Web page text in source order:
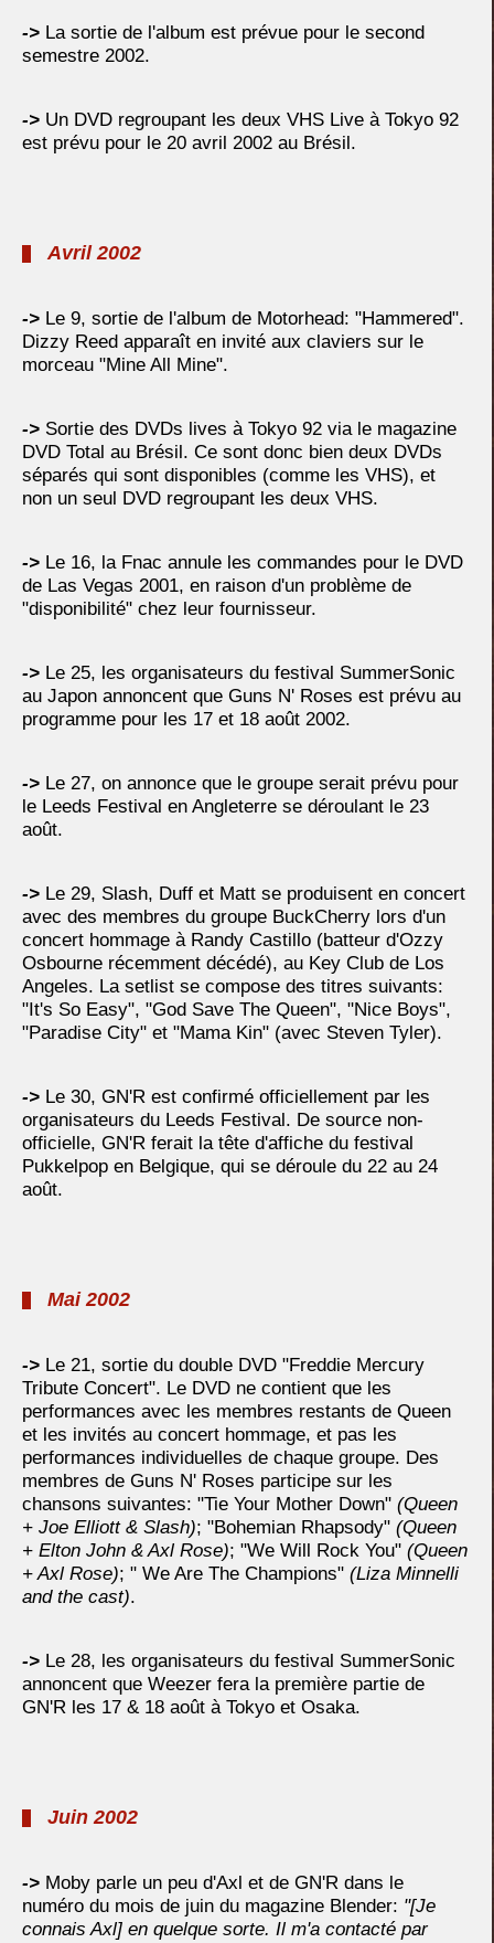
-> La sortie de l'album est prévue pour le second
semestre 2002.
-> Un DVD regroupant les deux VHS Live à Tokyo 92
est prévu pour le 20 avril 2002 au Brésil.
Avril 2002
-> Le 9, sortie de l'album de Motorhead: "Hammered".
Dizzy Reed apparaît en invité aux claviers sur le
morceau "Mine All Mine".
-> Sortie des DVDs lives à Tokyo 92 via le magazine
DVD Total au Brésil. Ce sont donc bien deux DVDs
séparés qui sont disponibles (comme les VHS), et
non un seul DVD regroupant les deux VHS.
-> Le 16, la Fnac annule les commandes pour le DVD
de Las Vegas 2001, en raison d'un problème de
"disponibilité" chez leur fournisseur.
-> Le 25, les organisateurs du festival SummerSonic
au Japon annoncent que Guns N' Roses est prévu au
programme pour les 17 et 18 août 2002.
-> Le 27, on annonce que le groupe serait prévu pour
le Leeds Festival en Angleterre se déroulant le 23
août.
-> Le 29, Slash, Duff et Matt se produisent en concert
avec des membres du groupe BuckCherry lors d'un
concert hommage à Randy Castillo (batteur d'Ozzy
Osbourne récemment décédé), au Key Club de Los
Angeles. La setlist se compose des titres suivants:
"It's So Easy", "God Save The Queen", "Nice Boys",
"Paradise City" et "Mama Kin" (avec Steven Tyler).
-> Le 30, GN'R est confirmé officiellement par les
organisateurs du Leeds Festival. De source non-
officielle, GN'R ferait la tête d'affiche du festival
Pukkelpop en Belgique, qui se déroule du 22 au 24
août.
Mai 2002
-> Le 21, sortie du double DVD "Freddie Mercury
Tribute Concert". Le DVD ne contient que les
performances avec les membres restants de Queen
et les invités au concert hommage, et pas les
performances individuelles de chaque groupe. Des
membres de Guns N' Roses participe sur les
chansons suivantes: "Tie Your Mother Down" (Queen
+ Joe Elliott & Slash); "Bohemian Rhapsody" (Queen
+ Elton John & Axl Rose); "We Will Rock You" (Queen
+ Axl Rose); " We Are The Champions" (Liza Minnelli
and the cast).
-> Le 28, les organisateurs du festival SummerSonic
annoncent que Weezer fera la première partie de
GN'R les 17 & 18 août à Tokyo et Osaka.
Juin 2002
-> Moby parle un peu d'Axl et de GN'R dans le
numéro du mois de juin du magazine Blender: "[Je
connais Axl] en quelque sorte. Il m'a contacté par